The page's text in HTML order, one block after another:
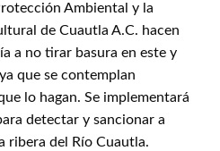
Ambiental y la
de Cuautla A.C. hacen
a no tirar basura en este y
que se contemplan
lo hagan. Se implementará
detectar y sancionar a
ribera del Río Cuautla.